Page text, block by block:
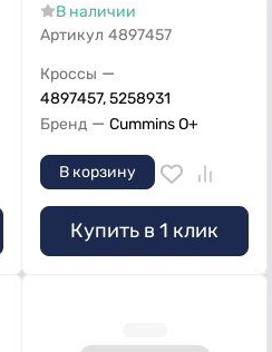
В наличии
Артикул 4897457
Кроссы —
4897457, 5258931
Бренд — Cummins O+
В корзину
Купить в 1 клик